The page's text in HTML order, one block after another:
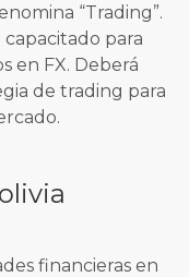
“Trading”.
para
en FX. Deberá
de trading para
financieras en